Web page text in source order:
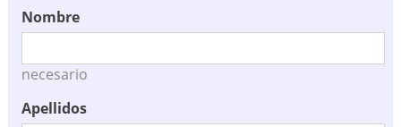
Nombre
necesario
Apellidos